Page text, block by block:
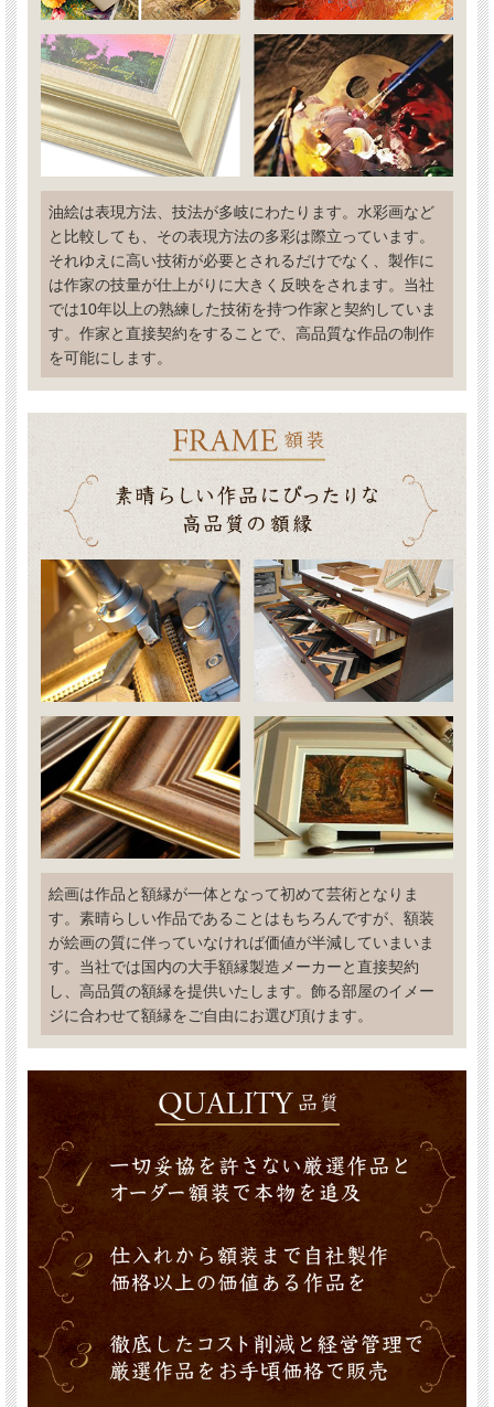
油絵は表現方法、技法が多岐にわたります。水彩画など
と比較しても、その表現方法の多彩は際立っています。
それゆえに高い技術が必要とされるだけでなく、製作に
は作家の技量が仕上がりに大きく反映をされます。当社
では10年以上の熟練した技術を持つ作家と契約していま
す。作家と直接契約をすることで、高品質な作品の制作
を可能にします。
絵画は作品と額縁が一体となって初めて芸術となりま
す。素晴らしい作品であることはもちろんですが、額装
が絵画の質に伴っていなければ価値が半減していまいま
す。当社では国内の大手額縁製造メーカーと直接契約
し、高品質の額縁を提供いたします。飾る部屋のイメー
ジに合わせて額縁をご自由にお選び頂けます。